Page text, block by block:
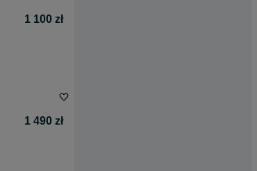
1 100 zł
1 490 zł